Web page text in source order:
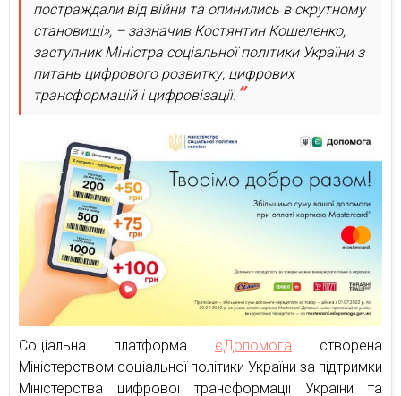
постраждали від війни та опинились в скрутному
становищі», – зазначив Костянтин Кошеленко,
заступник Міністра соціальної політики України з
питань цифрового розвитку, цифрових
трансформацій і цифровізації.
Соціальна платформа єДопомога створена
Міністерством соціальної політики України за підтримки
Міністерства цифрової трансформації України та